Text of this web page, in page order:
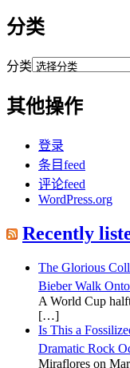
分类
分类
其他操作
登录
条目feed
评论feed
WordPress.org
Recently
The Glorious
Bieber Walk
A World Cup
[…]
Is This a
Dramatic Rock
Miraflores on